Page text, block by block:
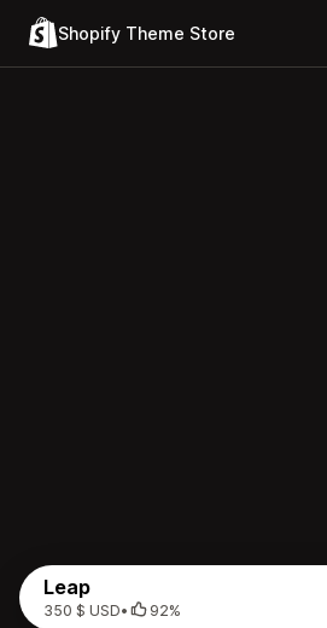
Shopify Theme Store
Leap
350 $ USD• 92%